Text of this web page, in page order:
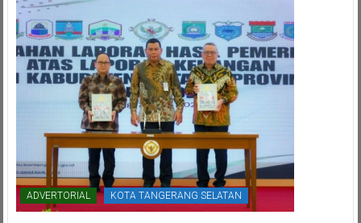
ADVERTORIAL KOTA TANGERANG SELATAN